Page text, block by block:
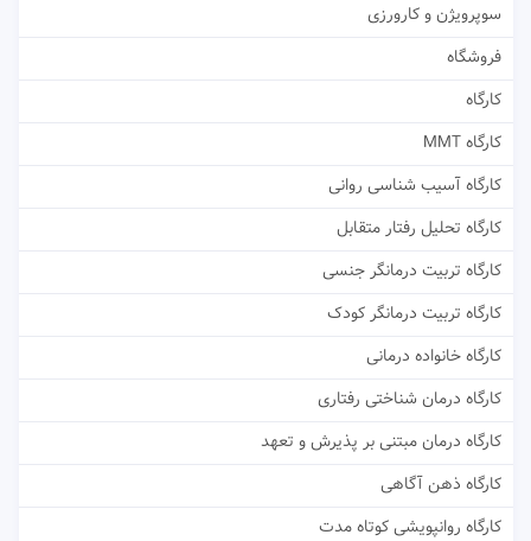
سوپرویژن و کارورزی
فروشگاه
کارگاه
کارگاه MMT
کارگاه آسیب شناسی روانی
کارگاه تحلیل رفتار متقابل
کارگاه تربیت درمانگر جنسی
کارگاه تربیت درمانگر کودک
کارگاه خانواده درمانی
کارگاه درمان شناختی رفتاری
کارگاه درمان مبتنی بر پذیرش و تعهد
کارگاه ذهن آگاهی
کارگاه روانپویشی کوتاه مدت